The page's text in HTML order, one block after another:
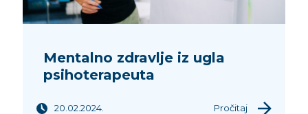
Mentalno zdravlje iz ugla
psihoterapeuta
20.02.2024. Pročitaj